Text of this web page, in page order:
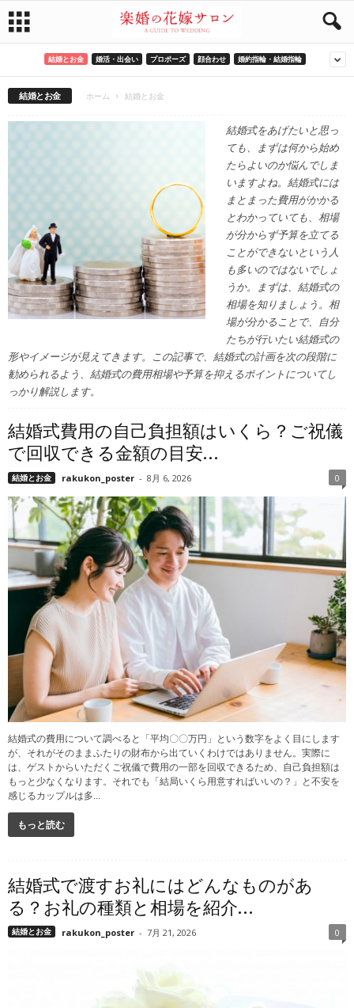
結婚とお金 婚活・出会い プロポーズ 顔合わせ 婚約指輪・結婚指輪
結婚とお金 ホーム 結婚とお金
結婚式をあげたいと思っ
ても、まずは何から始め
たらよいのか悩んでしま
いますよね。結婚式には
まとまった費用がかかる
とわかっていても、相場
が分からず予算を立てる
ことができないという人
も多いのではないでしょ
うか。まずは、結婚式の
相場を知りましょう。相
場が分かることで、自分
たちが行いたい結婚式の
形やイメージが見えてきます。この記事で、結婚式の計画を次の段階に
勧められるよう、結婚式の費用相場や予算を抑えるポイントについてし
っかり解説します。
結婚式費用の自己負担額はいくら？ご祝儀
で回収できる金額の目安...
結婚とお金 rakukon_poster - 8月 6, 2026 0
結婚式の費用について調べると「平均〇〇万円」という数字をよく目にします
が、それがそのままふたりの財布から出ていくわけではありません。実際に
は、ゲストからいただくご祝儀で費用の一部を回収できるため、自己負担額は
もっと少なくなります。それでも「結局いくら用意すればいいの？」と不安を
感じるカップルは多...
もっと読む
結婚式で渡すお礼にはどんなものがあ
る？お礼の種類と相場を紹介...
結婚とお金 rakukon_poster - 7月 21, 2026 0